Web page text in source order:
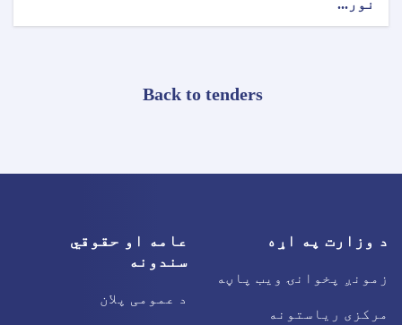
نور...
Back to tenders
د وزارت په اړه
زمونږ پخوانۍ ویب پاڼه
مرکزی ریاستونه
عامه او حقوقي
سندونه
د عمومی پلان